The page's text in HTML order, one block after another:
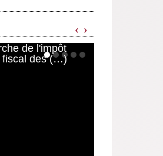
‹ ›